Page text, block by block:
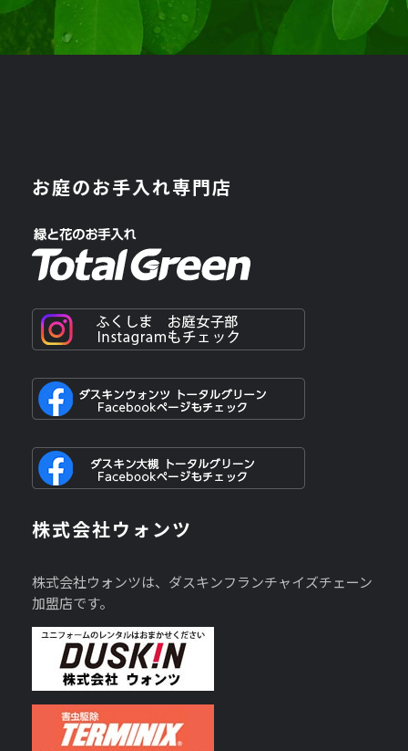
お庭のお手入れ専門店
株式会社ウォンツ
株式会社ウォンツは、ダスキンフランチャイズチェーン
加盟店です。